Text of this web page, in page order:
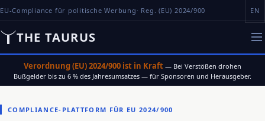
EU-Compliance für politische Werbung · Reg. (EU) 2024/900 EN
THE TAURUS
Verordnung (EU) 2024/900 ist in Kraft — Bei Verstößen drohen
Bußgelder bis zu 6 % des Jahresumsatzes — für Sponsoren und Herausgeber.
COMPLIANCE-PLATTFORM FÜR EU 2024/900